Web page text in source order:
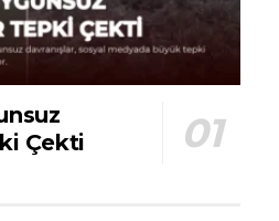
Çekti